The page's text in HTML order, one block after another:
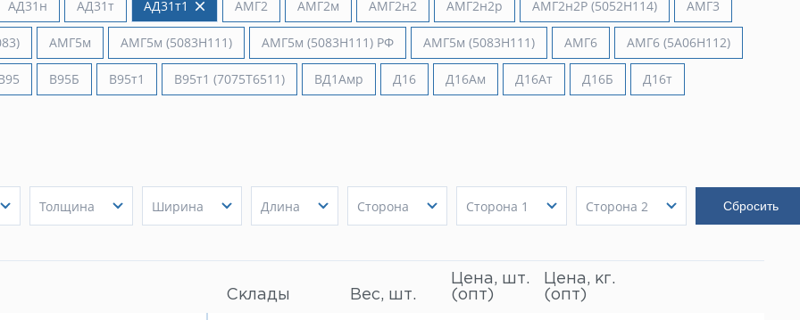
АД31н АД31т АД31т1 АМГ2 АМГ2м АМГ2н2 АМГ2н2р АМГ2н2Р (5052Н114) АМГ3
АМГ5м АМГ5м (5083H111) АМГ5м (5083H111) РФ АМГ5м (5083Н111) АМГ6 АМГ6 (5A06H112)
В95Б В95т1 В95т1 (7075Т6511) ВД1Амр Д16 Д16Ам Д16Ат Д16Б Д16т
Толщина
Ширина
Длина
Сторона
Сторона 1
20 мм
25 мм
Сторона 2
Склады Вес, шт.
Цена, шт.
(опт)
Цена, кг.
(опт)